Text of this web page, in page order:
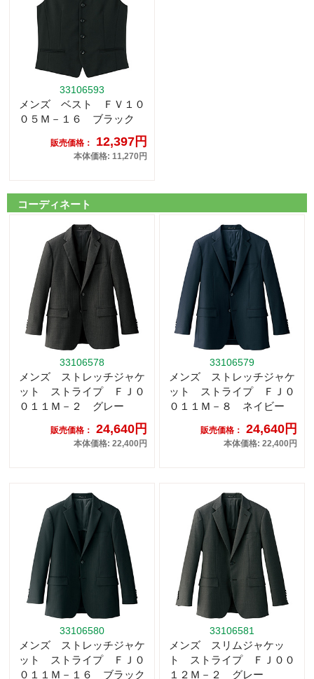
33106593
メンズ ベスト ＦＶ１０
０５Ｍ－１６ ブラック
販売価格： 12,397円
本体価格: 11,270円
コーディネート
33106578
メンズ ストレッチジャケ
ット ストライプ ＦＪ０
０１１Ｍ－２ グレー
販売価格： 24,640円
本体価格: 22,400円
33106579
メンズ ストレッチジャケ
ット ストライプ ＦＪ０
０１１Ｍ－８ ネイビー
販売価格： 24,640円
本体価格: 22,400円
33106580
メンズ ストレッチジャケ
ット ストライプ ＦＪ０
０１１Ｍ－１６ ブラック
33106581
メンズ スリムジャケッ
ト ストライプ ＦＪ００
１２Ｍ－２ グレー